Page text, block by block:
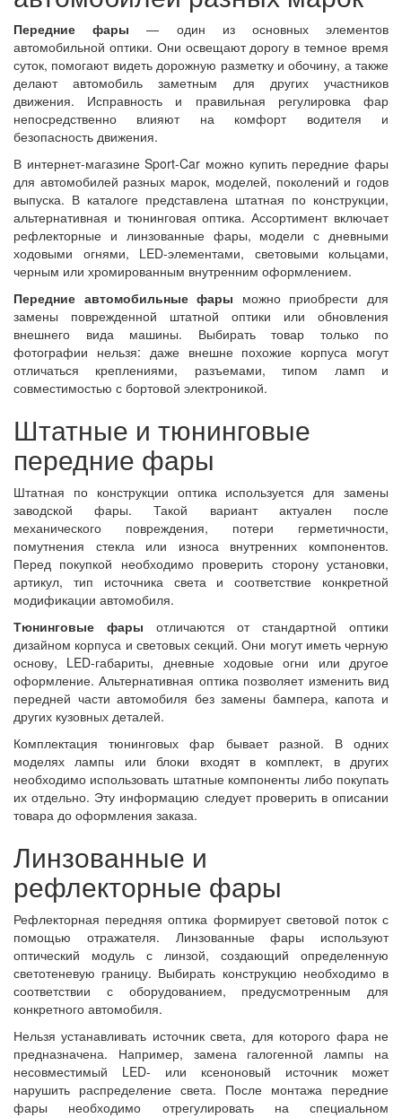
Передние фары — один из основных элементов
автомобильной оптики. Они освещают дорогу в темное время
суток, помогают видеть дорожную разметку и обочину, а также
делают автомобиль заметным для других участников
движения. Исправность и правильная регулировка фар
непосредственно влияют на комфорт водителя и
безопасность движения.
В интернет-магазине Sport-Car можно купить передние фары
для автомобилей разных марок, моделей, поколений и годов
выпуска. В каталоге представлена штатная по конструкции,
альтернативная и тюнинговая оптика. Ассортимент включает
рефлекторные и линзованные фары, модели с дневными
ходовыми огнями, LED-элементами, световыми кольцами,
черным или хромированным внутренним оформлением.
Передние автомобильные фары можно приобрести для
замены поврежденной штатной оптики или обновления
внешнего вида машины. Выбирать товар только по
фотографии нельзя: даже внешне похожие корпуса могут
отличаться креплениями, разъемами, типом ламп и
совместимостью с бортовой электроникой.
Штатные и тюнинговые
передние фары
Штатная по конструкции оптика используется для замены
заводской фары. Такой вариант актуален после
механического повреждения, потери герметичности,
помутнения стекла или износа внутренних компонентов.
Перед покупкой необходимо проверить сторону установки,
артикул, тип источника света и соответствие конкретной
модификации автомобиля.
Тюнинговые фары отличаются от стандартной оптики
дизайном корпуса и световых секций. Они могут иметь черную
основу, LED-габариты, дневные ходовые огни или другое
оформление. Альтернативная оптика позволяет изменить вид
передней части автомобиля без замены бампера, капота и
других кузовных деталей.
Комплектация тюнинговых фар бывает разной. В одних
моделях лампы или блоки входят в комплект, в других
необходимо использовать штатные компоненты либо покупать
их отдельно. Эту информацию следует проверить в описании
товара до оформления заказа.
Линзованные и
рефлекторные фары
Рефлекторная передняя оптика формирует световой поток с
помощью отражателя. Линзованные фары используют
оптический модуль с линзой, создающий определенную
светотеневую границу. Выбирать конструкцию необходимо в
соответствии с оборудованием, предусмотренным для
конкретного автомобиля.
Нельзя устанавливать источник света, для которого фара не
предназначена. Например, замена галогенной лампы на
несовместимый LED- или ксеноновый источник может
нарушить распределение света. После монтажа передние
фары необходимо отрегулировать на специальном